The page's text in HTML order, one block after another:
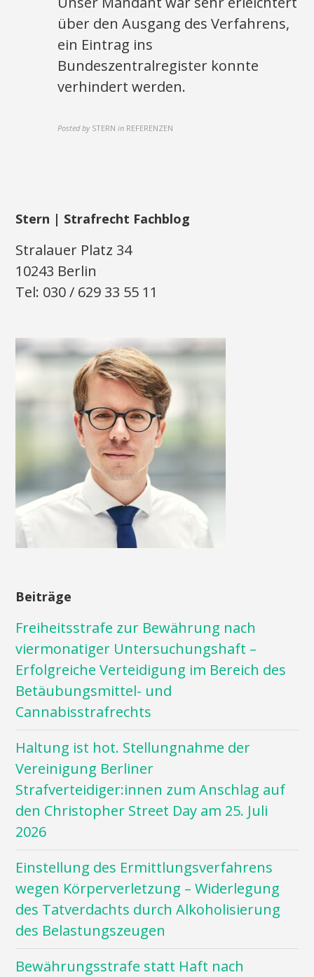
über den Ausgang des Verfahrens,
ein Eintrag ins
Bundeszentralregister konnte
verhindert werden.
Posted by STERN in REFERENZEN
Stern | Strafrecht Fachblog
Stralauer Platz 34
10243 Berlin
Tel: 030 / 629 33 55 11
Beiträge
Freiheitsstrafe zur Bewährung nach
viermonatiger Untersuchungshaft –
Erfolgreiche Verteidigung im Bereich des
Betäubungsmittel- und
Cannabisstrafrechts
Haltung ist hot. Stellungnahme der
Vereinigung Berliner
Strafverteidiger:innen zum Anschlag auf
den Christopher Street Day am 25. Juli
2026
Einstellung des Ermittlungsverfahrens
wegen Körperverletzung – Widerlegung
des Tatverdachts durch Alkoholisierung
des Belastungszeugen
Bewährungsstrafe statt Haft nach